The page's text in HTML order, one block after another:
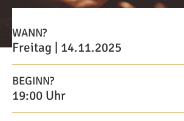
WANN?
Freitag | 14.11.2025
BEGINN?
19:00 Uhr